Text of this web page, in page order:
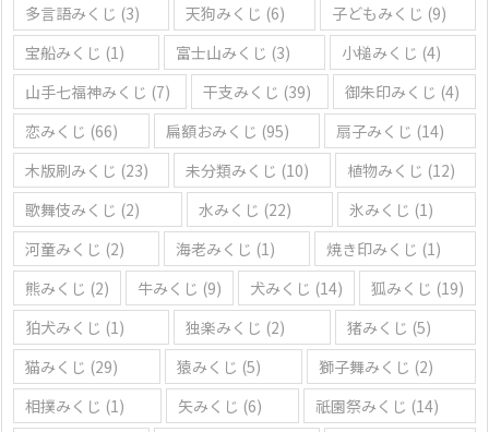
多言語みくじ (3) 天狗みくじ (6) 子どもみくじ (9)
宝船みくじ (1) 富士山みくじ (3) 小槌みくじ (4)
山手七福神みくじ (7) 干支みくじ (39) 御朱印みくじ (4)
恋みくじ (66) 扁額おみくじ (95) 扇子みくじ (14)
木版刷みくじ (23) 未分類みくじ (10) 植物みくじ (12)
歌舞伎みくじ (2) 水みくじ (22) 氷みくじ (1)
河童みくじ (2) 海老みくじ (1) 焼き印みくじ (1)
熊みくじ (2) 牛みくじ (9) 犬みくじ (14) 狐みくじ (19)
狛犬みくじ (1) 独楽みくじ (2) 猪みくじ (5)
猫みくじ (29) 猿みくじ (5) 獅子舞みくじ (2)
相撲みくじ (1) 矢みくじ (6) 祇園祭みくじ (14)